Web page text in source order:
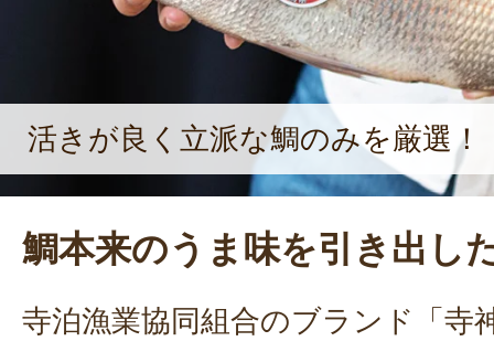
活きが良く立派な鯛のみを厳選！
鯛本来のうま味を引き出し
寺泊漁業協同組合のブランド「寺